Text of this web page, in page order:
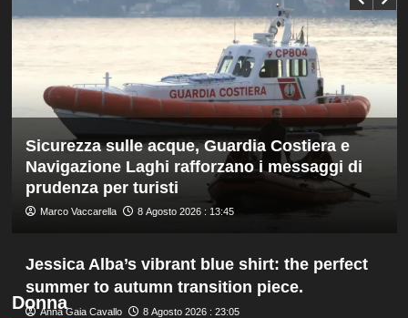
knockout
agli
fondo,
oro
a
Paltrinieri
quarto
nella
maschile
Sicurezza sulle acque, Guardia Costiera e
Navigazione Laghi rafforzano i messaggi di
prudenza per turisti
Marco Vaccarella 8 Agosto 2026 : 13:45
Donna
Jessica Alba’s vibrant blue shirt: the perfect
summer to autumn transition piece.
Anna Gaia Cavallo 8 Agosto 2026 : 23:05